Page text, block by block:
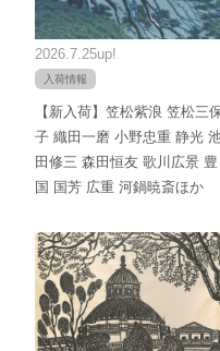
2026.7.25up!
入荷情報
【新入荷】笠松紫浪 笠松三
子 織田一磨 小野忠重 静光
田修三 森田恒友 歌川広景 豊
国 国芳 広重 河鍋暁斎ほか